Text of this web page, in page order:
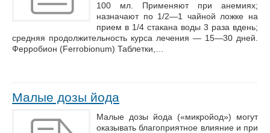
100 мл. Применяют при анемиях;
назначают по 1/2—1 чайной ложке на
прием в 1/4 стакана воды 3 раза вдень;
средняя продолжительность курса лечения — 15—30 дней.
Ферробион (Ferrobionum) Таблетки,…
Малые дозы йода
Малые дозы йода («микройод») могут
оказывать благоприятное влияние и при